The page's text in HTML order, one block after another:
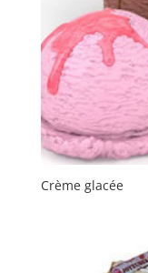
Crème glacée